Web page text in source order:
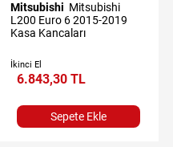
Mitsubishi
L200 Euro 6 2015-2019
Kasa Kancaları
İkinci El
6.843,30 TL
Sepete Ekle